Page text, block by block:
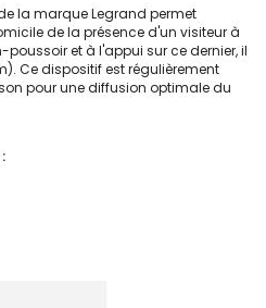
la marque Legrand permet
de la présence d'un visiteur à
et à l'appui sur ce dernier, il
Ce dispositif est régulièrement
pour une diffusion optimale du